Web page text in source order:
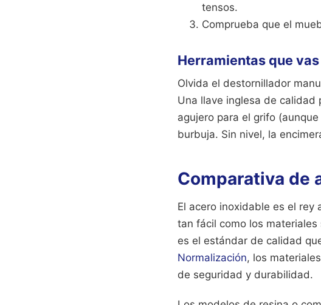
tensos.
Comprueba que el
Herramientas que
Olvida el destornillador
Una llave inglesa de calidad
agujero para el grifo
burbuja. Sin nivel, la
Comparativa de
El acero inoxidable es el rey
tan fácil como los
es el estándar de calidad
Normalización, los
de seguridad y durabilidad.